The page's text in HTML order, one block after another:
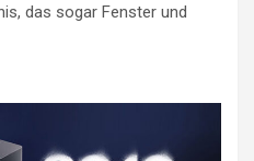
das sogar Fenster und